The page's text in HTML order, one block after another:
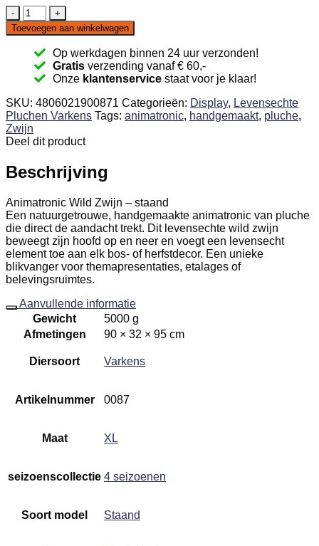
Animatronic
Wild
zwijn
staand
aantal
Toevoegen aan winkelwagen
Op werkdagen binnen 24 uur verzonden!
Gratis verzending vanaf € 60,-
Onze klantenservice staat voor je klaar!
SKU: 4806021900871 Categorieën: Display, Levensechte
Pluchen Varkens Tags: animatronic, handgemaakt, pluche,
Zwijn
Deel dit product
Beschrijving
Animatronic Wild Zwijn – staand
Een natuurgetrouwe, handgemaakte animatronic van pluche
die direct de aandacht trekt. Dit levensechte wild zwijn
beweegt zijn hoofd op en neer en voegt een levensecht
element toe aan elk bos- of herfstdecor. Een unieke
blikvanger voor themapresentaties, etalages of
belevingsruimtes.
Aanvullende informatie
Gewicht
5000 g
Afmetingen
90 × 32 × 95 cm
Diersoort Varkens
Artikelnummer 0087
Maat XL
seizoenscollectie 4 seizoenen
Soort model Staand